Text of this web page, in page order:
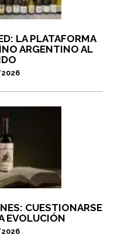
LA PLATAFORMA
ARGENTINO AL
CUESTIONARSE
EVOLUCIÓN